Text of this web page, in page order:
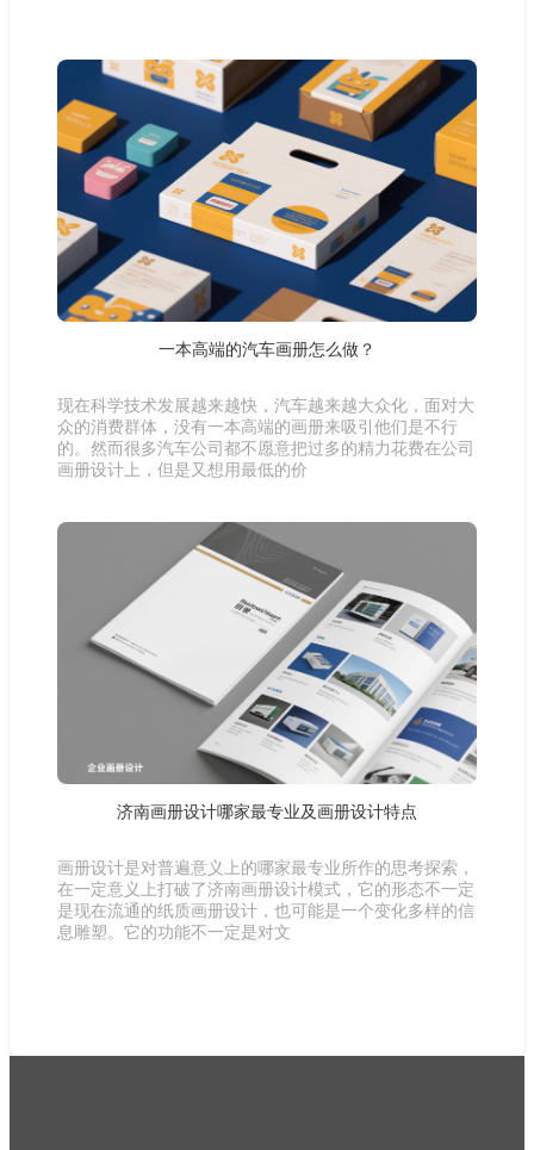
一本高端的汽车画册怎么做？
现在科学技术发展越来越快，汽车越来越大众化，面对大
众的消费群体，没有一本高端的画册来吸引他们是不行
的。然而很多汽车公司都不愿意把过多的精力花费在公司
画册设计上，但是又想用最低的价
济南画册设计哪家最专业及画册设计特点
画册设计是对普遍意义上的哪家最专业所作的思考探索，
在一定意义上打破了济南画册设计模式，它的形态不一定
是现在流通的纸质画册设计，也可能是一个变化多样的信
息雕塑。它的功能不一定是对文